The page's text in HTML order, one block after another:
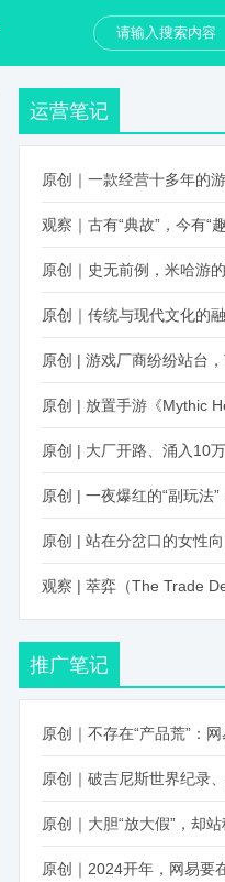
运营笔记
推广笔记